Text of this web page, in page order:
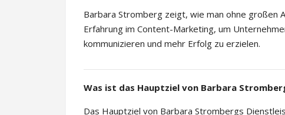
Barbara Stromberg zeigt, wie man ohne großen
Erfahrung im Content-Marketing, um
kommunizieren und mehr Erfolg zu erzielen.
Was ist das Hauptziel von Barbara
Das Hauptziel von Barbara Strombergs